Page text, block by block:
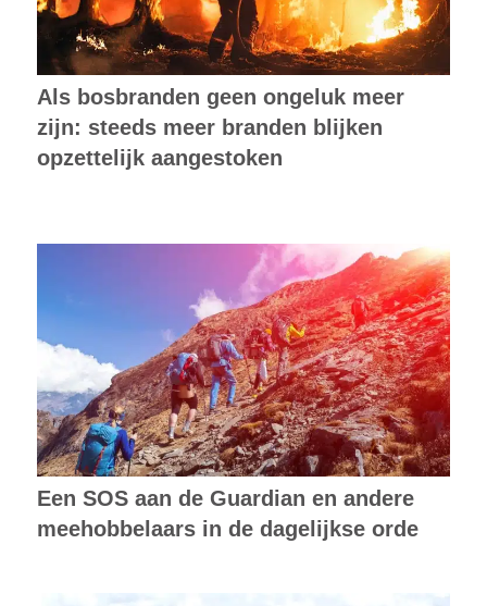
Als bosbranden geen ongeluk meer
zijn: steeds meer branden blijken
opzettelijk aangestoken
Een SOS aan de Guardian en andere
meehobbelaars in de dagelijkse orde